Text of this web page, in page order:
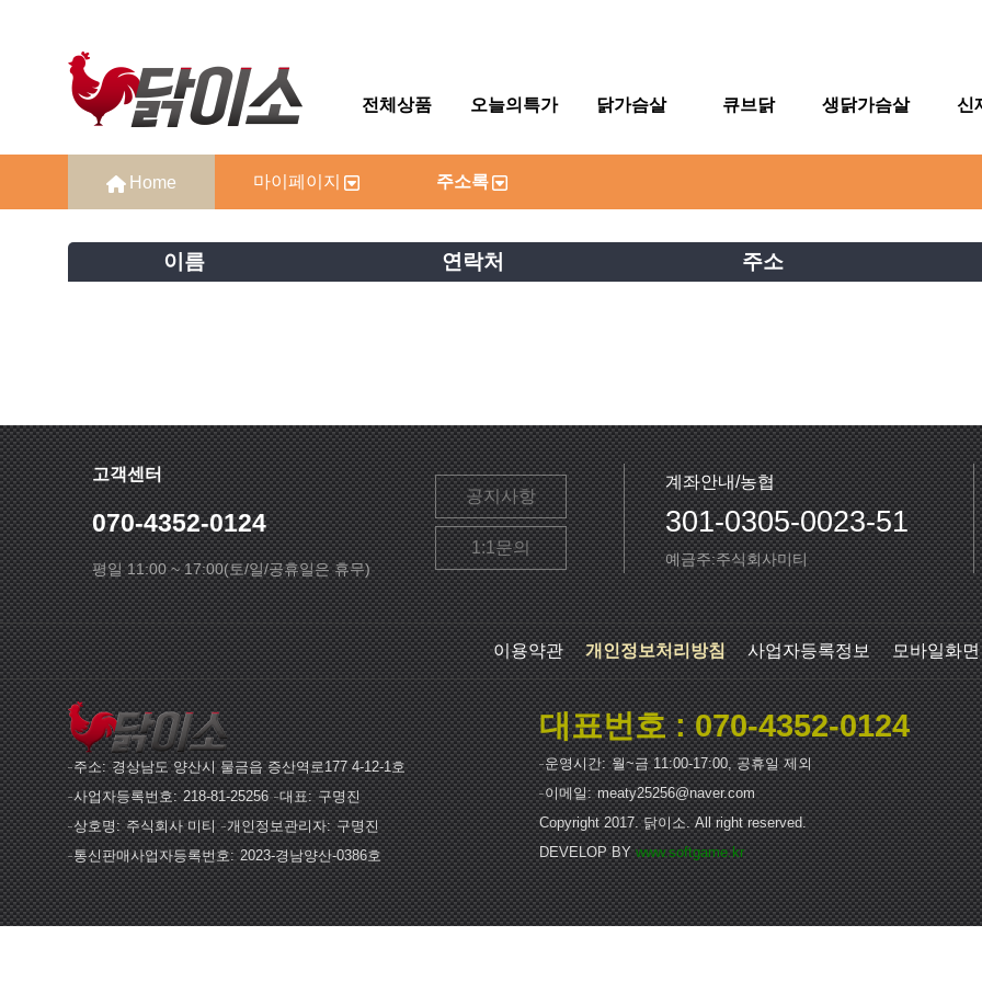
전체상품 오늘의특가 닭가슴살 큐브닭 생닭가슴살 신
마이페이지 주소록
이름 연락처 주소
고객센터
070-4352-0124
평일 11:00 ~ 17:00(토/일/공휴일은 휴무)
공지사항
1:1문의
계좌안내/농협
301-0305-0023-51
예금주:주식회사미티
이용약관 개인정보처리방침 사업자등록정보 모바일화면
주소 경상남도 양산시 물금읍 증산역로177 4-12-1호
사업자등록번호 218-81-25256 대표 구명진
상호명 주식회사 미티 개인정보관리자 구명진
통신판매사업자등록번호 2023-경남양산-0386호
대표번호 : 070-4352-0124
운영시간 월~금 11:00-17:00, 공휴일 제외
이메일 meaty25256@naver.com
Copyright 2017. 닭이소. All right reserved.
DEVELOP BYwww.softgame.kr